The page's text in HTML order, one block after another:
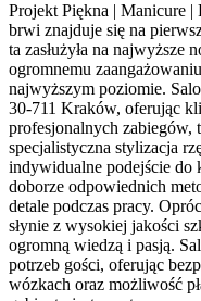
Projekt Piękna | Manicure |
brwi znajduje się na
ta zasłużyła na najwyższe
ogromnemu
najwyższym poziomie.
30-711 Kraków, oferując
profesjonalnych zabiegów,
specjalistyczna stylizacja
indywidualne podejście do
doborze odpowiednich
detale podczas pracy.
słynie z wysokiej jakości
ogromną wiedzą i pasją.
potrzeb gości, oferując
wózkach oraz możliwość